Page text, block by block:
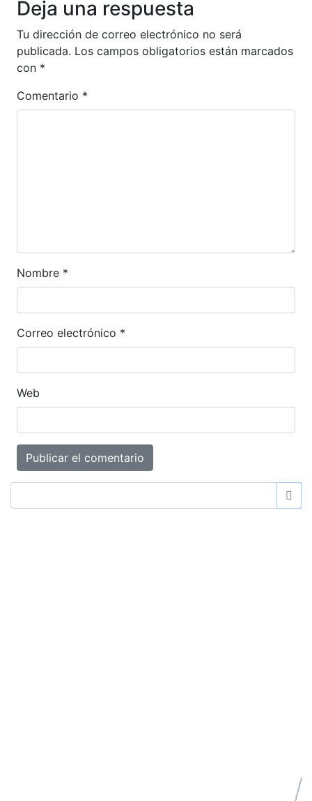
Deja una respuesta
Tu dirección de correo electrónico no será
publicada. Los campos obligatorios están marcados
con *
Comentario *
Nombre *
Correo electrónico *
Web